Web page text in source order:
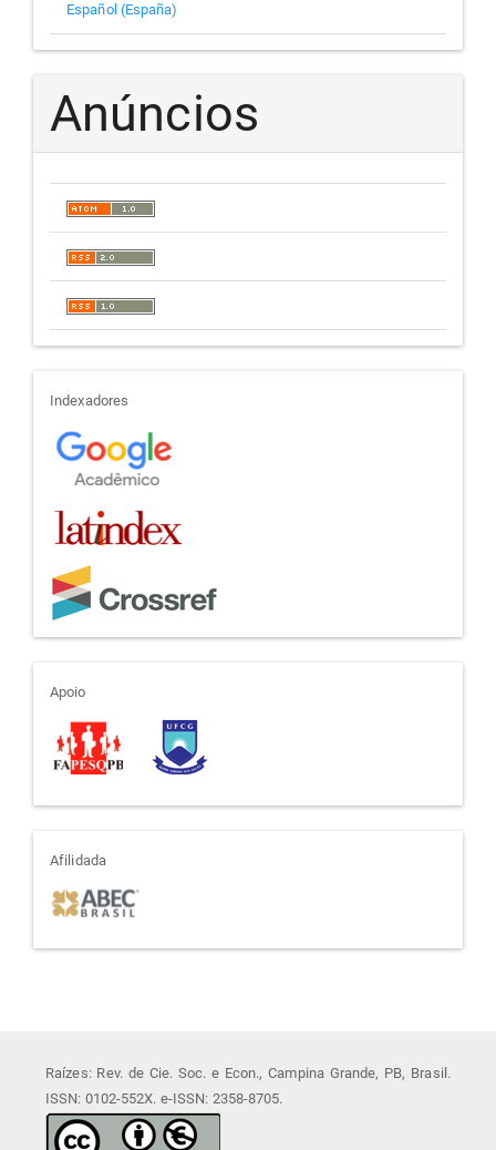
Español (España)
Anúncios
indexadores
Indexadores
apoio
Apoio
afiliada
Afilidada
Raízes: Rev. de Cie. Soc. e Econ., Campina Grande, PB, Brasil.
ISSN: 0102-552X. e-ISSN: 2358-8705.